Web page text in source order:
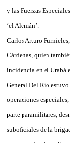
y las Fuerzas
‘el Alemán’.
Carlos Arturo
Cárdenas, quien
incidencia en el Urabá
General Del Río
operaciones
parte paramilitares,
suboficiales de la